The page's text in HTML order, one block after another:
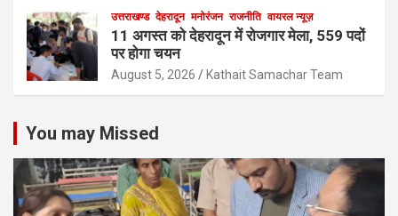
उत्तराखण्ड देहरादून मनोरंजन राजनीति वायरल न्यूज़
11 अगस्त को देहरादून में रोजगार मेला, 559 पदों
पर होगा चयन
August 5, 2026 Kathait Samachar Team
You may Missed